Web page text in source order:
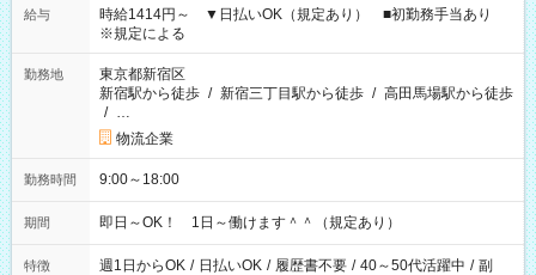
給与
時給1414円～ ▼日払いOK（規定あり） ■初勤務手当あり
※規定による
勤務地
東京都新宿区
新宿駅から徒歩 / 新宿三丁目駅から徒歩 / 高田馬場駅から徒歩
/ …
物流企業
勤務時間 9:00～18:00
期間 即日～OK！ 1日～働けます＾＾（規定あり）
特徴 週1日からOK / 日払いOK / 履歴書不要 / 40～50代活躍中 / 副